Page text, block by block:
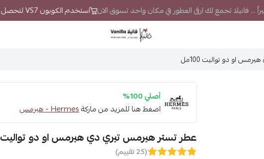
... فانيلا تجمع لك ارقى العطور في مكان واحد تسوق الان استخدم الكوبون VS7 لتحصل على خصم إضافي
فانيلا
او دو تواليت 100مل
أصلي 100%
اضغط هنا للمزيد من ماركةHermes - هيرمس
عطر تستر هيرمس تيري دي هيرمس او دو تواليت 100مل
(25 تقييم)